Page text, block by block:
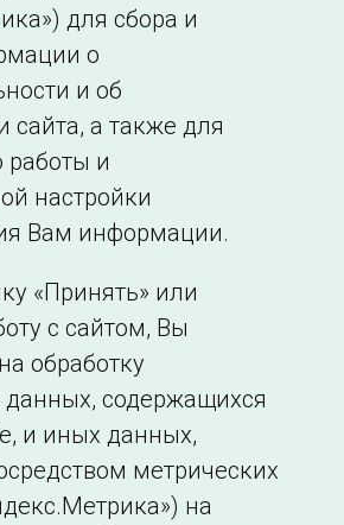
Филиалы и
представительства
Сведения об
образовательной
организации
для сбора и
о
и об
сайта, а также для
работы и
настройки
Вам информации.
«Принять» или
с сайтом, Вы
обработку
содержащихся
и иных данных,
метрических
на